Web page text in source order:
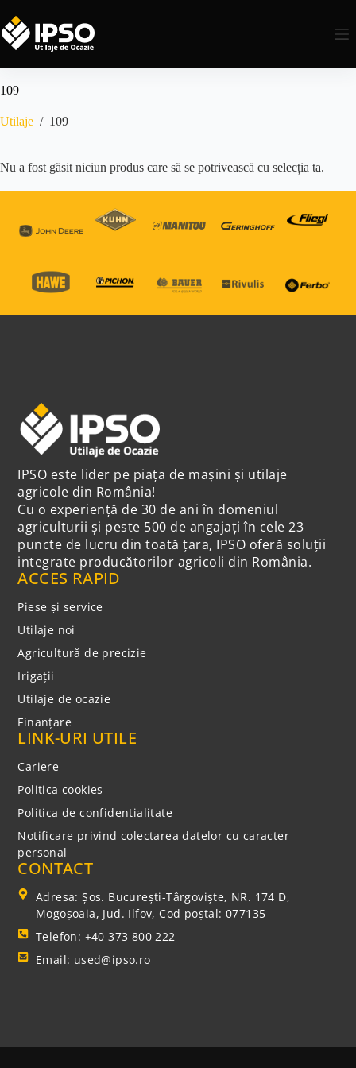
109
Utilaje / 109
Nu a fost găsit niciun produs care să se potrivească cu selecția ta.
IPSO este lider pe piața de mașini și utilaje
agricole din România!
Cu o experiență de 30 de ani în domeniul
agriculturii și peste 500 de angajați în cele 23
puncte de lucru din toată țara, IPSO oferă soluții
integrate producătorilor agricoli din România.
ACCES RAPID
Piese și service
Utilaje noi
Agricultură de precizie
Irigații
Utilaje de ocazie
Finanțare
LINK-URI UTILE
Cariere
Politica cookies
Politica de confidentialitate
Notificare privind colectarea datelor cu caracter
personal
CONTACT
Adresa: Şos. Bucureşti-Târgovişte, NR. 174 D,
Mogoşoaia, Jud. Ilfov, Cod poștal: 077135
Telefon: +40 373 800 222
Email: used@ipso.ro